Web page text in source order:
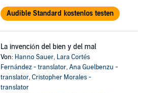
Audible Standard kostenlos testen
La invención del bien y del mal
Von: Hanno Sauer, Lara Cortés
Fernández - translator,Ana Guelbenzu -
translator,Cristopher Morales -
translator